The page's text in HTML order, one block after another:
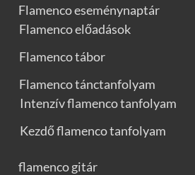
Flamenco eseménynaptár
Flamenco előadások
Flamenco tábor
Flamenco tánctanfolyam
Intenzív flamenco tanfolyam
Kezdő flamenco tanfolyam
flamenco gitár